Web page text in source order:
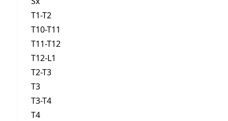
T1-T2
T10-T11
T11-T12
T12-L1
T2-T3
T3
T3-T4
T4